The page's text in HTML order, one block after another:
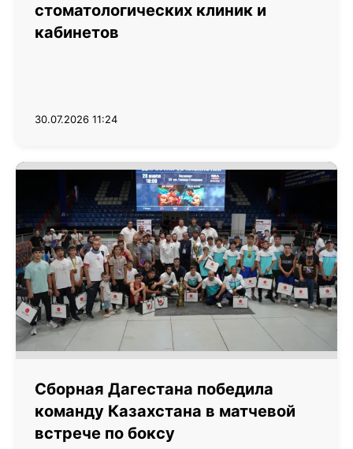
стоматологических клиник и
кабинетов
30.07.2026 11:24
Сборная Дагестана победила
команду Казахстана в матчевой
встрече по боксу